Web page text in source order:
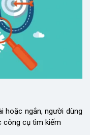
hoặc ngắn, người dùng
công cụ tìm kiếm